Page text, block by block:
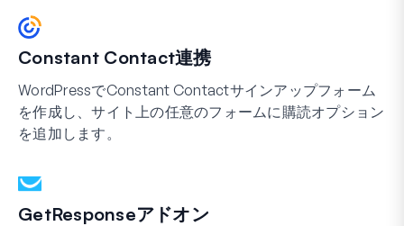
Constant Contact連携
WordPressでConstant Contactサインアップフォーム
を作成し、サイト上の任意のフォームに購読オプション
を追加します。
GetResponseアドオン